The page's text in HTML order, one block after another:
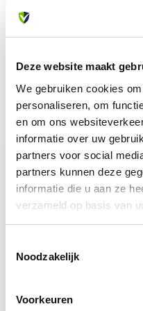
Deze website maakt
We gebruiken cookies
personaliseren, om
en om ons
informatie over uw
partners voor social
partners kunnen deze
informatie die u aan ze
verzameld op basis van
Noodzakelijk
Voorkeuren
Of heb je hulp nodig bij
met onze klantenservice.
+31 (0) 6 82095086
Recent bekeken
Op voorraad